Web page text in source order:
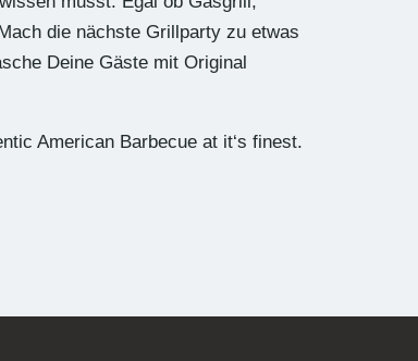
die nächste Grillparty zu etwas
Deine Gäste mit Original
American Barbecue at it‘s finest.